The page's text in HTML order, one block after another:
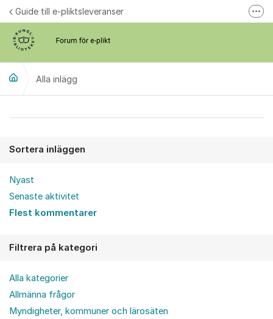
Hoppa till innehåll
Guide till e-pliktsleveranser
Alla inlägg
Sortera inläggen
Nyast
Senaste aktivitet
Flest kommentarer
Filtrera på kategori
Alla kategorier
Allmänna frågor
Myndigheter, kommuner och lärosäten